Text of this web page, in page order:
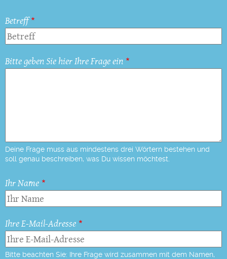
Betreff
Bitte geben Sie hier Ihre Frage ein
Deine Frage muss aus mindestens drei Wörtern bestehen und
soll genau beschreiben, was Du wissen möchtest.
Ihr Name
Ihre E-Mail-Adresse
Bitte beachten Sie: Ihre Frage wird zusammen mit dem Namen,